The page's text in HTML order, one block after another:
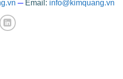
─ Email: info@kimquang.vn